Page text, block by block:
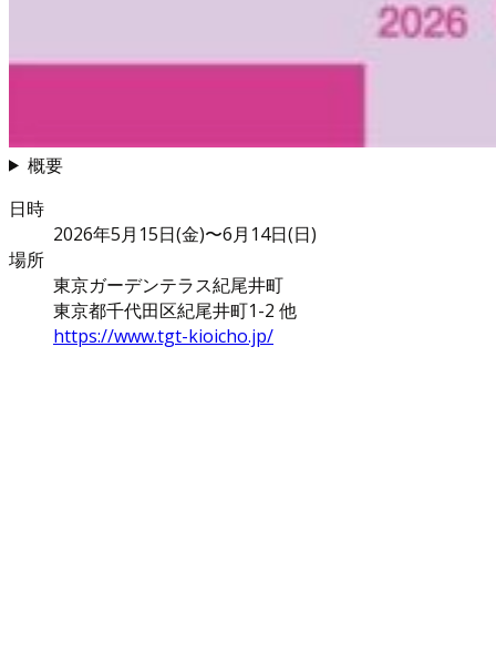
概要
日時
2026年5月15日(金)〜6月14日(日)
場所
東京ガーデンテラス紀尾井町
東京都千代田区紀尾井町1-2 他
https://www.tgt-kioicho.jp/